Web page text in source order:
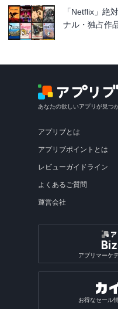
「Netflix」絶
ナル・独占作
あなたの欲しいアプリが見つ
アプリブとは
アプリブポイントとは
レビューガイドライン
よくあるご質問
運営会社
アプリマーケ
お得なセール